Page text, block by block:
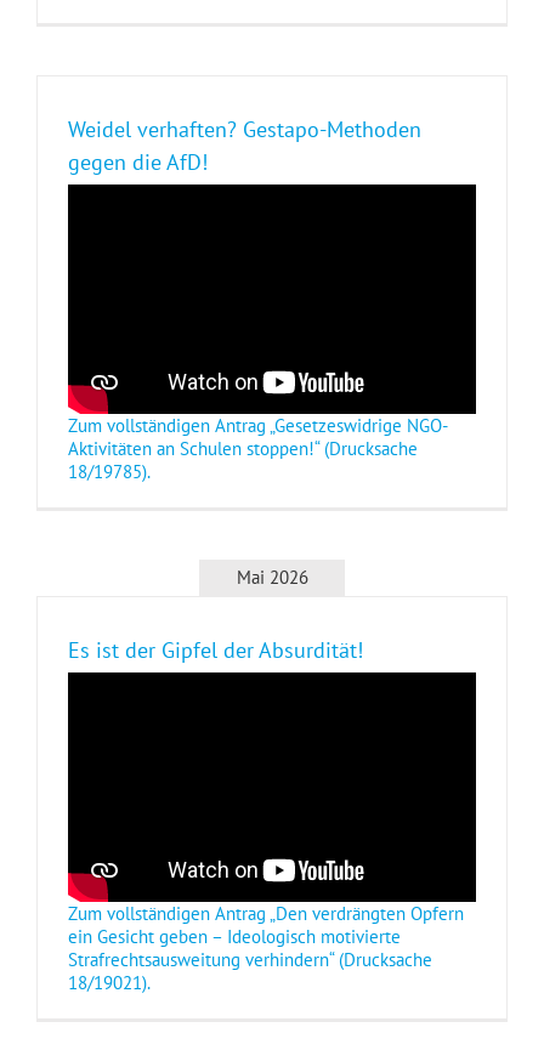
Weidel verhaften? Gestapo-Methoden
gegen die AfD!
Zum vollständigen Antrag „Gesetzeswidrige NGO-
Aktivitäten an Schulen stoppen!“ (Drucksache
18/19785).
Mai 2026
Es ist der Gipfel der Absurdität!
Zum vollständigen Antrag „Den verdrängten Opfern
ein Gesicht geben – Ideologisch motivierte
Strafrechtsausweitung verhindern“ (Drucksache
18/19021).